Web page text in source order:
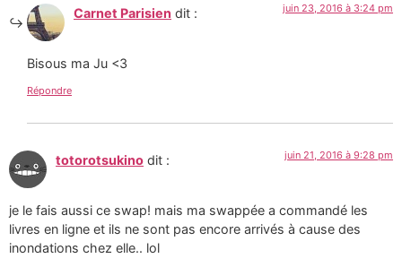
Carnet Parisien dit : juin 23, 2016 à 3:24 pm
Bisous ma Ju <3
Répondre
totorotsukino dit : juin 21, 2016 à 9:28 pm
je le fais aussi ce swap! mais ma swappée a commandé les
livres en ligne et ils ne sont pas encore arrivés à cause des
inondations chez elle.. lol